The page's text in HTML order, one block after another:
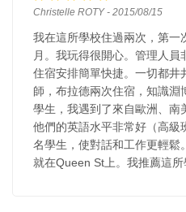
Christelle ROTY - 2015/08/15
我在這所學校住過兩次，第一
月。我玩得很開心。管理人
住宿安排簡單快捷。一切都井
師，布拉德兩次住宿，知識淵
學生，我遇到了來自歐洲、南
他們的英語水平非常好（高級
名學生，使對話和工作更輕鬆
就在Queen St上。我推薦這所